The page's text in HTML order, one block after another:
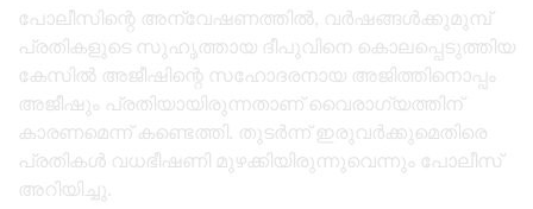
പോലീസിന്റെ അന്വേഷണത്തിൽ, വർഷങ്ങൾക്കുമുമ്പ്
പ്രതികളുടെ സുഹൃത്തായ ദീപുവിനെ കൊലപ്പെടുത്തിയ
കേസിൽ അജീഷിന്റെ സഹോദരനായ അജിത്തിനൊപ്പം
അജീഷും പ്രതിയായിരുന്നതാണ് വൈരാഗ്യത്തിന്
കാരണമെന്ന് കണ്ടെത്തി. തുടർന്ന് ഇരുവർക്കുമെതിരെ
പ്രതികൾ വധഭീഷണി മുഴക്കിയിരുന്നുവെന്നും പോലീസ്
അറിയിച്ചു.